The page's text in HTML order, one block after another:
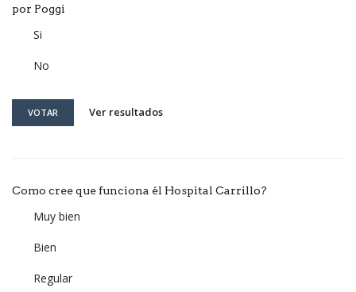
por Poggi
Si
No
VOTAR Ver resultados
Como cree que funciona él Hospital Carrillo?
Muy bien
Bien
Regular